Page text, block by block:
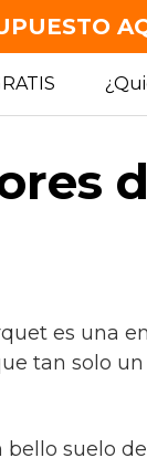
es una
tan solo
suelo